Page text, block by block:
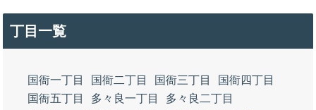
丁目一覧
国衙一丁目 国衙二丁目 国衙三丁目
国衙四丁目
国衙五丁目
多々良一丁目
多々良二丁目